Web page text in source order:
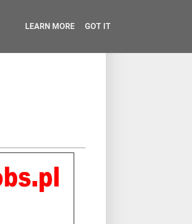
LEARN MORE GOT IT